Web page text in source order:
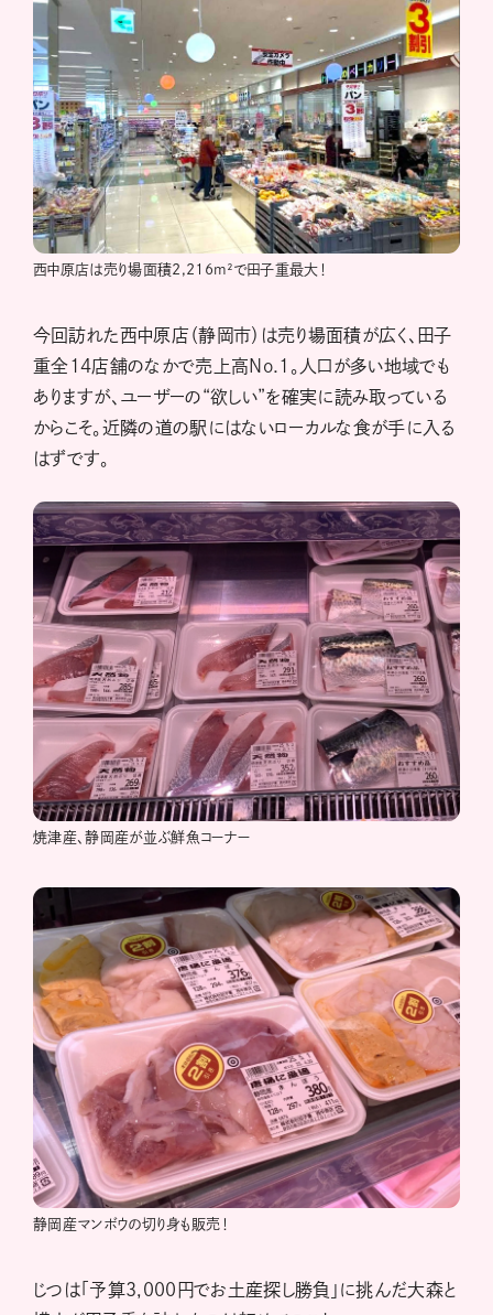
西中原店は売り場面積2,216m²で田子重最大！
今回訪れた西中原店（静岡市）は売り場面積が広く、田子
重全14店舗のなかで売上高No.1。人口が多い地域でも
ありますが、ユーザーの“欲しい”を確実に読み取っている
からこそ。近隣の道の駅にはないローカルな食が手に入る
はずです。
焼津産、静岡産が並ぶ鮮魚コーナー
静岡産マンボウの切り身も販売！
じつは「予算3,000円でお土産探し勝負」に挑んだ大森と